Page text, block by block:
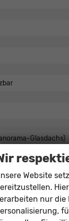
Glasdachs)
Website
nur die